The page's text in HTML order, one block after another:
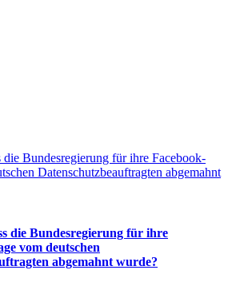
die Bundesregierung für ihre Facebook-
Datenschutzbeauftragten abgemahnt
die Bundesregierung für ihre
vom deutschen
abgemahnt wurde?